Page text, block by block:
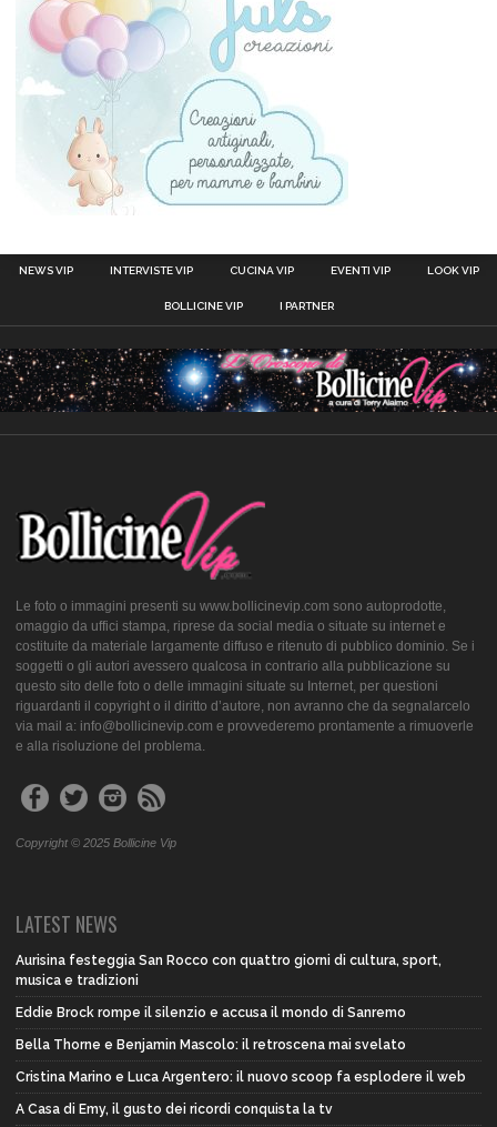
NEWS VIP INTERVISTE VIP CUCINA VIP EVENTI VIP LOOK VIP
BOLLICINE VIP I PARTNER
Le foto o immagini presenti su www.bollicinevip.com sono autoprodotte,
omaggio da uffici stampa, riprese da social media o situate su internet e
costituite da materiale largamente diffuso e ritenuto di pubblico dominio. Se i
soggetti o gli autori avessero qualcosa in contrario alla pubblicazione su
questo sito delle foto o delle immagini situate su Internet, per questioni
riguardanti il copyright o il diritto d’autore, non avranno che da segnalarcelo
via mail a: info@bollicinevip.com e provvederemo prontamente a rimuoverle
e alla risoluzione del problema.
Copyright © 2025 Bollicine Vip
LATEST NEWS
Aurisina festeggia San Rocco con quattro giorni di cultura, sport,
musica e tradizioni
Eddie Brock rompe il silenzio e accusa il mondo di Sanremo
Bella Thorne e Benjamin Mascolo: il retroscena mai svelato
Cristina Marino e Luca Argentero: il nuovo scoop fa esplodere il web
A Casa di Emy, il gusto dei ricordi conquista la tv